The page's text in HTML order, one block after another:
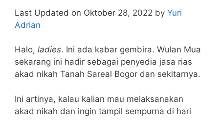
Last Updated on Oktober 28, 2022 by Yuri
Adrian
Halo, ladies. Ini ada kabar gembira. Wulan Mua
sekarang ini hadir sebagai penyedia jasa rias
akad nikah Tanah Sareal Bogor dan sekitarnya.
Ini artinya, kalau kalian mau melaksanakan
akad nikah dan ingin tampil sempurna di hari